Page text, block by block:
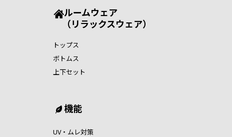
ルームウェア
（リラックスウェア）
トップス
ボトムス
上下セット
機能
UV・ムレ対策